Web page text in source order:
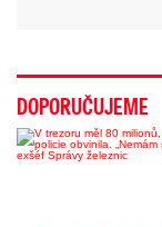
DOPORUČUJEME